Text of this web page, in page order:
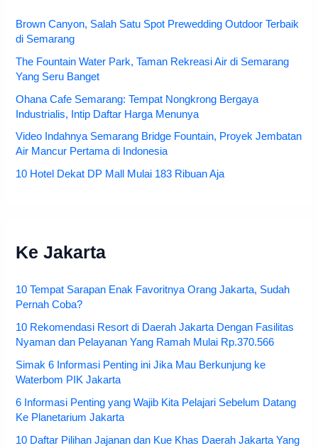
Brown Canyon, Salah Satu Spot Prewedding Outdoor Terbaik
di Semarang
The Fountain Water Park, Taman Rekreasi Air di Semarang
Yang Seru Banget
Ohana Cafe Semarang: Tempat Nongkrong Bergaya
Industrialis, Intip Daftar Harga Menunya
Video Indahnya Semarang Bridge Fountain, Proyek Jembatan
Air Mancur Pertama di Indonesia
10 Hotel Dekat DP Mall Mulai 183 Ribuan Aja
Ke Jakarta
10 Tempat Sarapan Enak Favoritnya Orang Jakarta, Sudah
Pernah Coba?
10 Rekomendasi Resort di Daerah Jakarta Dengan Fasilitas
Nyaman dan Pelayanan Yang Ramah Mulai Rp.370.566
Simak 6 Informasi Penting ini Jika Mau Berkunjung ke
Waterbom PIK Jakarta
6 Informasi Penting yang Wajib Kita Pelajari Sebelum Datang
Ke Planetarium Jakarta
10 Daftar Pilihan Jajanan dan Kue Khas Daerah Jakarta Yang